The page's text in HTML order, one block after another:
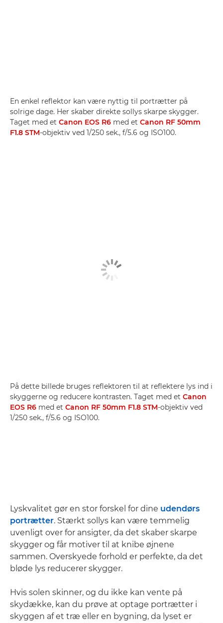
En enkel reflektor kan være nyttig til portrætter på
solrige dage. Her skaber direkte sollys skarpe skygger.
Taget med et Canon EOS R6 med et Canon RF 50mm
F1.8 STM-objektiv ved 1/250 sek., f/5.6 og ISO100.
På dette billede bruges reflektoren til at reflektere lys ind i
skyggerne og reducere kontrasten. Taget med et Canon
EOS R6 med et Canon RF 50mm F1.8 STM-objektiv ved
1/250 sek., f/5.6 og ISO100.
Lyskvalitet gør en stor forskel for dine udendørs
portrætter. Stærkt sollys kan være temmelig
uvenligt over for ansigter, da det skaber skarpe
skygger og får motiver til at knibe øjnene
sammen. Overskyede forhold er perfekte, da det
bløde lys reducerer skygger.
Hvis solen skinner, og du ikke kan vente på
skydække, kan du prøve at optage portrætter i
skyggen af et træ eller en bygning, da lyset er